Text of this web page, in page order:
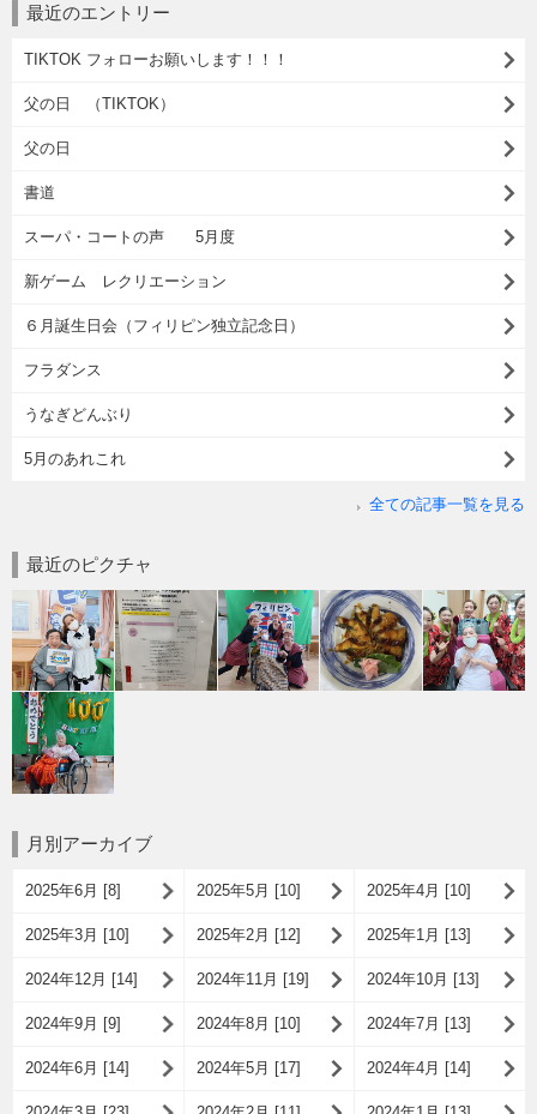
最近のエントリー
TIKTOK フォローお願いします！！！
父の日 （TIKTOK）
父の日
書道
スーパ・コートの声 5月度
新ゲーム レクリエーション
６月誕生日会（フィリピン独立記念日）
フラダンス
うなぎどんぶり
5月のあれこれ
全ての記事一覧を見る
最近のピクチャ
月別アーカイブ
2025年6月 [8] 2025年5月 [10] 2025年4月 [10]
2025年3月 [10] 2025年2月 [12] 2025年1月 [13]
2024年12月 [14] 2024年11月 [19] 2024年10月 [13]
2024年9月 [9] 2024年8月 [10] 2024年7月 [13]
2024年6月 [14] 2024年5月 [17] 2024年4月 [14]